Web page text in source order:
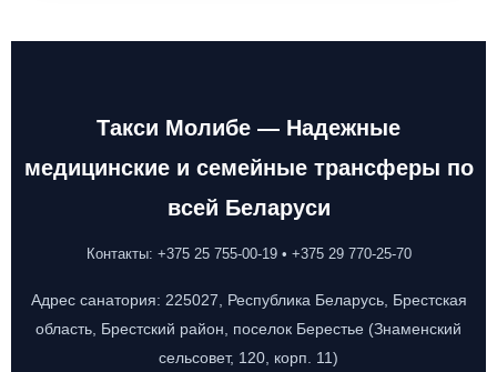
Такси Молибе — Надежные
медицинские и семейные трансферы по
всей Беларуси
Контакты: +375 25 755-00-19 • +375 29 770-25-70
Адрес санатория: 225027, Республика Беларусь, Брестская
область, Брестский район, поселок Берестье (Знаменский
сельсовет, 120, корп. 11)